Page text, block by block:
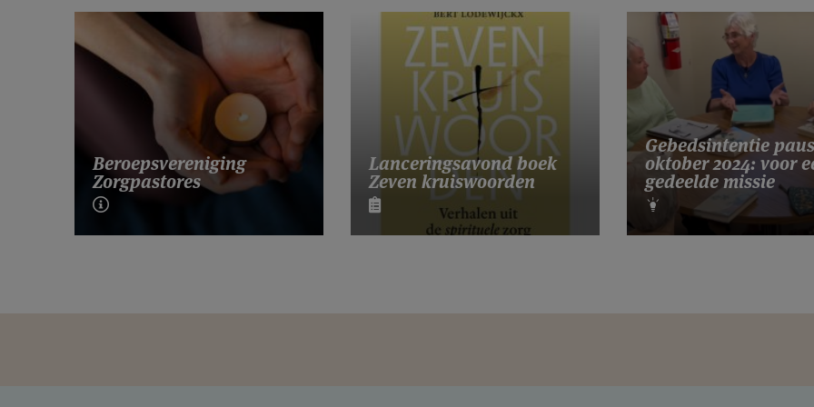
Beroepsvereniging
Zorgpastores
Lanceringsavond boek
Zeven kruiswoorden
Gebedsintentie paus
oktober 2024: voor
gedeelde missie